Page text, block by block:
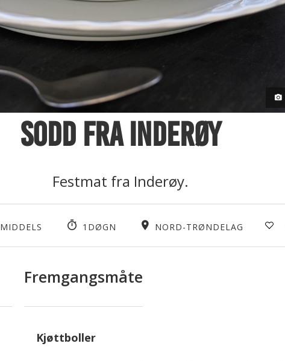
Sodd fra Inderøy
Festmat fra Inderøy.
MIDDELS 1DØGN NORD-TRØNDELAG
Fremgangsmåte
Kjøttboller